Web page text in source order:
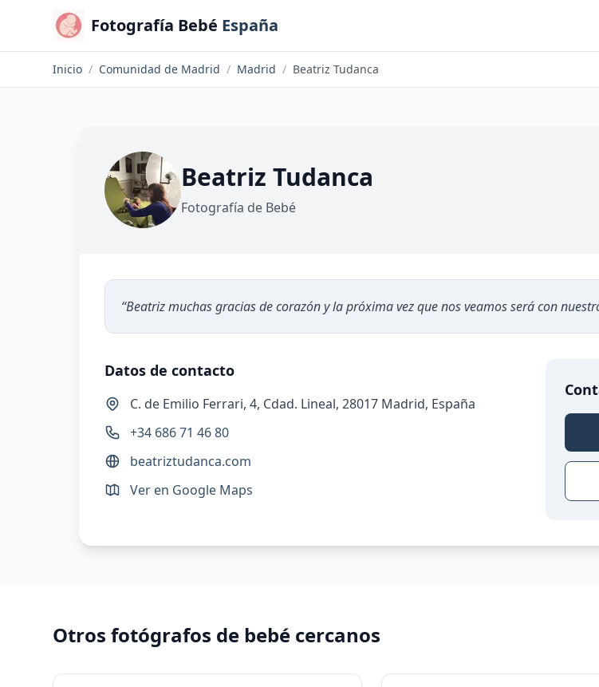
Fotografía Bebé España
Inicio / Comunidad de Madrid / Madrid / Beatriz Tudanca
Beatriz Tudanca
Fotografía de Bebé
“Beatriz muchas gracias de corazón y la próxima vez que nos veamos será con
Datos de contacto
C. de Emilio Ferrari, 4, Cdad. Lineal, 28017 Madrid, España
+34 686 71 46 80
beatriztudanca.com
Ver en Google Maps
Otros fotógrafos de bebé cercanos